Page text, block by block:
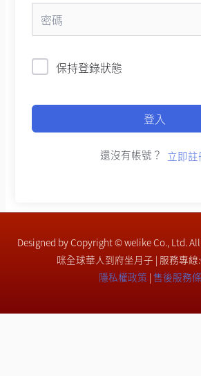
保持登錄狀態
登入
還沒有帳號？ 立即註
Designed by Copyright © welike Co., Ltd.
咪全球華人到府坐月子 | 服務專線
隱私權政策 | 售後服務